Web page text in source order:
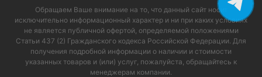
Обращаем Ваше внимание на то, что данный сайт носит
исключительно информационный характер и ни при каких условиях
не является публичной офертой, определяемой положениями
Статьи 437 (2) Гражданского кодекса Российской Федерации. Для
получения подробной информации о наличии и стоимости
указанных товаров и (или) услуг, пожалуйста, обращайтесь к
менеджерам компании.